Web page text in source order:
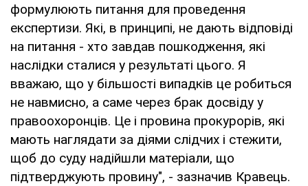
формулюють питання для проведення
експертизи. Які, в принципі, не дають відповіді
на питання - хто завдав пошкодження, які
наслідки сталися у результаті цього. Я
вважаю, що у більшості випадків це робиться
не навмисно, а саме через брак досвіду у
правоохоронців. Це і провина прокурорів, які
мають наглядати за діями слідчих і стежити,
щоб до суду надійшли матеріали, що
підтверджують провину", - зазначив Кравець.